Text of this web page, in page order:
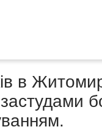
в
застудами